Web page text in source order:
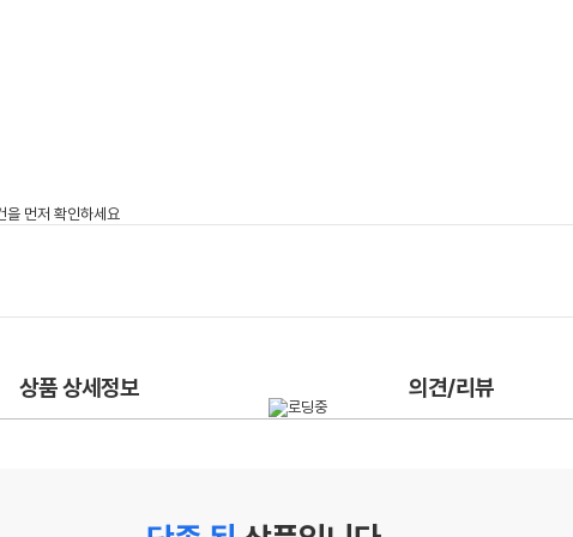
상품 상세정보 의견/리뷰